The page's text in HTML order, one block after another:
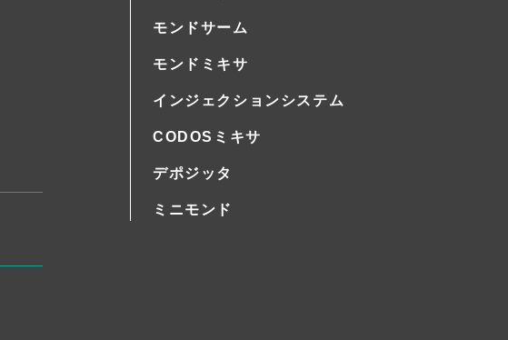
モンドサーム
モンドミキサ
インジェクションシステム
CODOSミキサ
デポジッタ
ミニモンド